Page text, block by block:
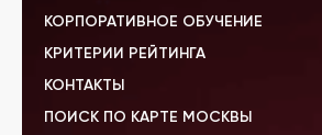
КОРПОРАТИВНОЕ ОБУЧЕНИЕ
КРИТЕРИИ РЕЙТИНГА
КОНТАКТЫ
ПОИСК ПО КАРТЕ МОСКВЫ